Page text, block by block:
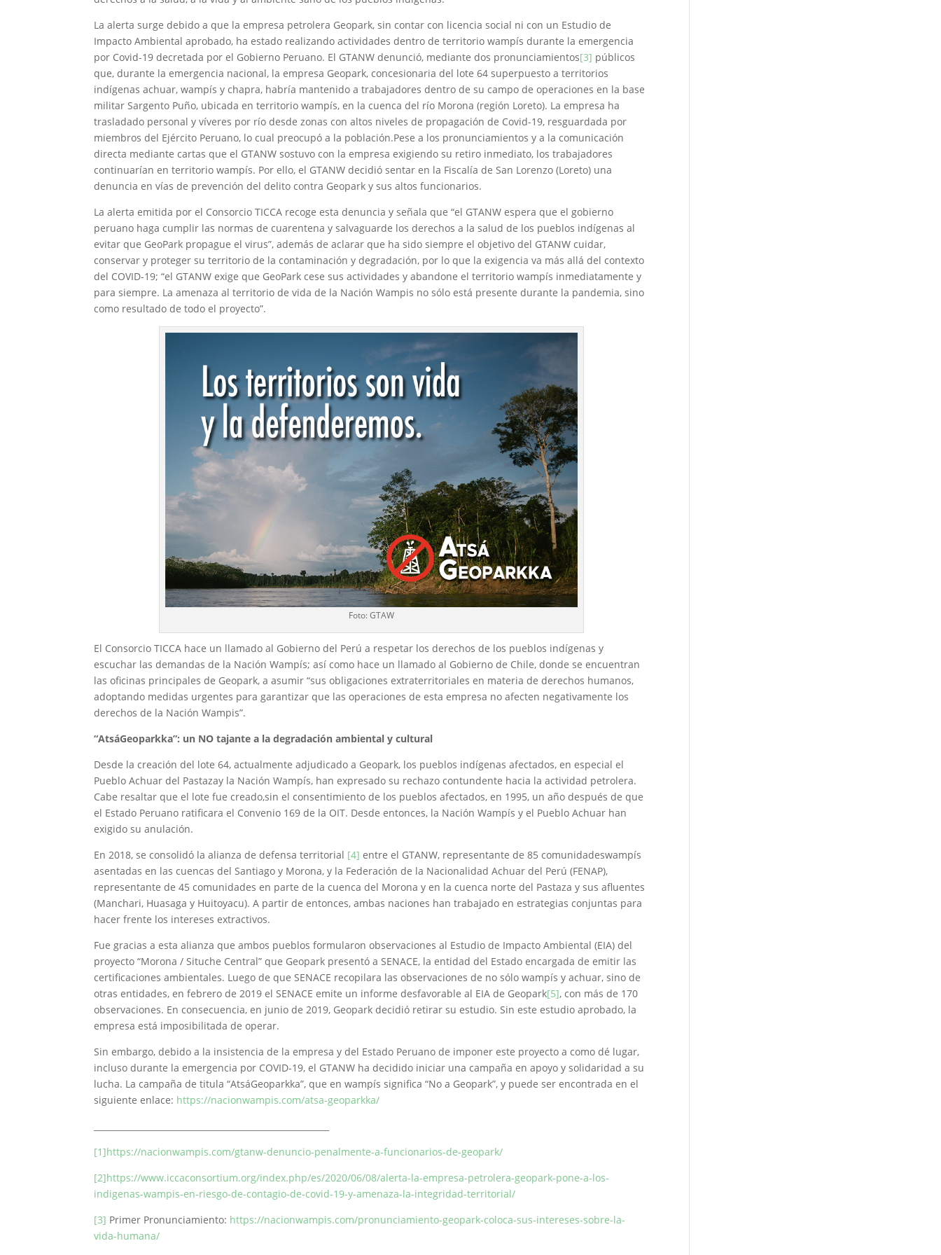
La alerta surge debido a que la empresa petrolera Geopark, sin contar con licencia social ni con un Estudio de
Impacto Ambiental aprobado, ha estado realizando actividades dentro de territorio wampís durante la emergencia
por Covid-19 decretada por el Gobierno Peruano. El GTANW denunció, mediante dos pronunciamientos[3] públicos
que, durante la emergencia nacional, la empresa Geopark, concesionaria del lote 64 superpuesto a territorios
indígenas achuar, wampís y chapra, habría mantenido a trabajadores dentro de su campo de operaciones en la base
militar Sargento Puño, ubicada en territorio wampís, en la cuenca del río Morona (región Loreto). La empresa ha
trasladado personal y víveres por río desde zonas con altos niveles de propagación de Covid-19, resguardada por
miembros del Ejército Peruano, lo cual preocupó a la población.Pese a los pronunciamientos y a la comunicación
directa mediante cartas que el GTANW sostuvo con la empresa exigiendo su retiro inmediato, los trabajadores
continuarían en territorio wampís. Por ello, el GTANW decidió sentar en la Fiscalía de San Lorenzo (Loreto) una
denuncia en vías de prevención del delito contra Geopark y sus altos funcionarios.
La alerta emitida por el Consorcio TICCA recoge esta denuncia y señala que “el GTANW espera que el gobierno
peruano haga cumplir las normas de cuarentena y salvaguarde los derechos a la salud de los pueblos indígenas al
evitar que GeoPark propague el virus”, además de aclarar que ha sido siempre el objetivo del GTANW cuidar,
conservar y proteger su territorio de la contaminación y degradación, por lo que la exigencia va más allá del contexto
del COVID-19; “el GTANW exige que GeoPark cese sus actividades y abandone el territorio wampís inmediatamente y
para siempre. La amenaza al territorio de vida de la Nación Wampis no sólo está presente durante la pandemia, sino
como resultado de todo el proyecto”.
Foto: GTAW
El Consorcio TICCA hace un llamado al Gobierno del Perú a respetar los derechos de los pueblos indígenas y
escuchar las demandas de la Nación Wampís; así como hace un llamado al Gobierno de Chile, donde se encuentran
las oficinas principales de Geopark, a asumir “sus obligaciones extraterritoriales en materia de derechos humanos,
adoptando medidas urgentes para garantizar que las operaciones de esta empresa no afecten negativamente los
derechos de la Nación Wampis”.
“AtsáGeoparkka”: un NO tajante a la degradación ambiental y cultural
Desde la creación del lote 64, actualmente adjudicado a Geopark, los pueblos indígenas afectados, en especial el
Pueblo Achuar del Pastazay la Nación Wampís, han expresado su rechazo contundente hacia la actividad petrolera.
Cabe resaltar que el lote fue creado,sin el consentimiento de los pueblos afectados, en 1995, un año después de que
el Estado Peruano ratificara el Convenio 169 de la OIT. Desde entonces, la Nación Wampís y el Pueblo Achuar han
exigido su anulación.
En 2018, se consolidó la alianza de defensa territorial [4] entre el GTANW, representante de 85 comunidadeswampís
asentadas en las cuencas del Santiago y Morona, y la Federación de la Nacionalidad Achuar del Perú (FENAP),
representante de 45 comunidades en parte de la cuenca del Morona y en la cuenca norte del Pastaza y sus afluentes
(Manchari, Huasaga y Huitoyacu). A partir de entonces, ambas naciones han trabajado en estrategias conjuntas para
hacer frente los intereses extractivos.
Fue gracias a esta alianza que ambos pueblos formularon observaciones al Estudio de Impacto Ambiental (EIA) del
proyecto “Morona / Situche Central” que Geopark presentó a SENACE, la entidad del Estado encargada de emitir las
certificaciones ambientales. Luego de que SENACE recopilara las observaciones de no sólo wampís y achuar, sino de
otras entidades, en febrero de 2019 el SENACE emite un informe desfavorable al EIA de Geopark[5], con más de 170
observaciones. En consecuencia, en junio de 2019, Geopark decidió retirar su estudio. Sin este estudio aprobado, la
empresa está imposibilitada de operar.
Sin embargo, debido a la insistencia de la empresa y del Estado Peruano de imponer este proyecto a como dé lugar,
incluso durante la emergencia por COVID-19, el GTANW ha decidido iniciar una campaña en apoyo y solidaridad a su
lucha. La campaña de titula “AtsáGeoparkka”, que en wampís significa “No a Geopark”, y puede ser encontrada en el
siguiente enlace: https://nacionwampis.com/atsa-geoparkka/
[1]https://nacionwampis.com/gtanw-denuncio-penalmente-a-funcionarios-de-geopark/
[2]https://www.iccaconsortium.org/index.php/es/2020/06/08/alerta-la-empresa-petrolera-geopark-pone-a-los-
indigenas-wampis-en-riesgo-de-contagio-de-covid-19-y-amenaza-la-integridad-territorial/
[3] Primer Pronunciamiento: https://nacionwampis.com/pronunciamiento-geopark-coloca-sus-intereses-sobre-la-
vida-humana/